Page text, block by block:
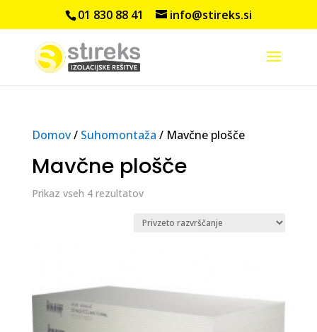
01 830 88 41 info@stireks.si
Domov/ Suhomontaža / Mavčne plošče
Mavčne plošče
Prikaz vseh 4 rezultatov